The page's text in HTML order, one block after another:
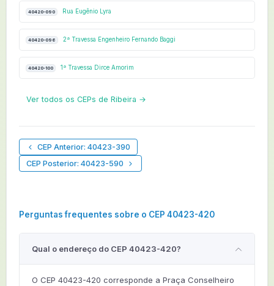
40420-090 Rua Eugênio Lyra
40420-096 2ª Travessa Engenheiro Fernando Baggi
40420-100 1ª Travessa Dirce Amorim
Ver todos os CEPs de Ribeira →
CEP Anterior: 40423-390
CEP Posterior: 40423-590
Perguntas frequentes sobre o CEP 40423-420
Qual o endereço do CEP 40423-420?
O CEP 40423-420 corresponde a Praça Conselheiro